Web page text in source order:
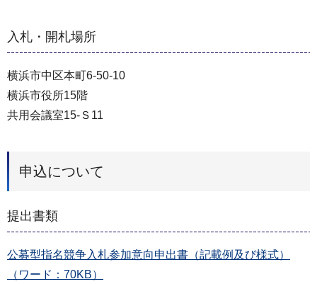
入札・開札場所
横浜市中区本町6-50-10
横浜市役所15階
共⽤会議室15-Ｓ11
申込について
提出書類
公募型指名競争⼊札参加意向申出書（記載例及び様式）
（ワード：70KB）